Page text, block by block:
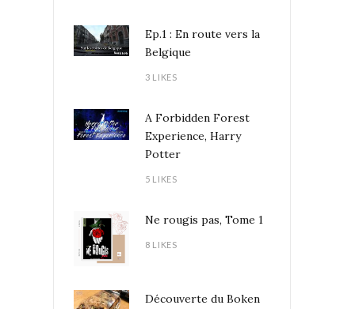
Ep.1 : En route vers la
Belgique
3 LIKES
A Forbidden Forest
Experience, Harry
Potter
5 LIKES
Ne rougis pas, Tome 1
8 LIKES
Découverte du Boken